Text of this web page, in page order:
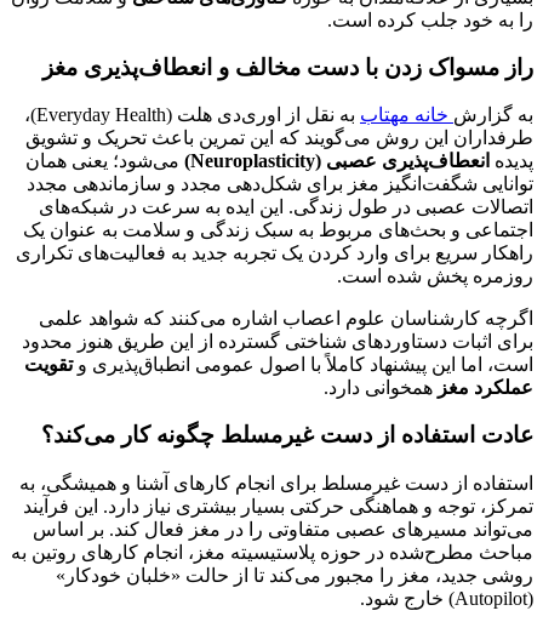
را به خود جلب کرده است.
راز مسواک زدن با دست مخالف و انعطاف‌پذیری مغز
به گزارش خانه مهتاب
به نقل از اوری‌دی هلت (Everyday Health)،
طرفداران این روش می‌گویند که این تمرین باعث تحریک و تشویق
پدیده انعطاف‌پذیری عصبی (Neuroplasticity)
می‌شود؛ یعنی همان
توانایی شگفت‌انگیز مغز برای شکل‌دهی مجدد و سازماندهی مجدد
اتصالات عصبی در طول زندگی. این ایده به سرعت در شبکه‌های
اجتماعی و بحث‌های مربوط به سبک زندگی و سلامت به عنوان یک
راهکار سریع برای وارد کردن یک تجربه جدید به فعالیت‌های تکراری
روزمره پخش شده است.
اگرچه کارشناسان علوم اعصاب اشاره می‌کنند که شواهد علمی
برای اثبات دستاوردهای شناختی گسترده از این طریق هنوز محدود
است، اما این پیشنهاد کاملاً با اصول عمومی انطباق‌پذیری وتقویت
عملکرد مغز همخوانی دارد.
عادت استفاده از دست غیرمسلط چگونه کار می‌کند؟
استفاده از دست غیرمسلط برای انجام کارهای آشنا و همیشگی، به
تمرکز، توجه و هماهنگی حرکتی بسیار بیشتری نیاز دارد. این فرآیند
می‌تواند مسیرهای عصبی متفاوتی را در مغز فعال کند. بر اساس
مباحث مطرح‌شده در حوزه پلاستیسیته مغز، انجام کارهای روتین به
روشی جدید، مغز را مجبور می‌کند تا از حالت «خلبان خودکار»
(Autopilot) خارج شود.